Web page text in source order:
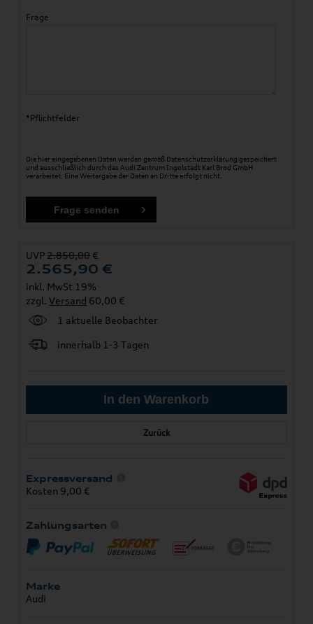
Frage
*Pflichtfelder
Die hier eingegebenen Daten werden gemäß Datenschutzerklärung gespeichert
und ausschließlich durch das Audi Zentrum Ingolstadt Karl Brod GmbH
verarbeitet. Eine Weitergabe der Daten an Dritte erfolgt nicht.
UVP2.850,00 €
2.565,90 €
inkl. MwSt 19%
zzgl.Versand 60,00 €
1 aktuelle Beobachter
innerhalb 1-3 Tagen
Zurück
Expressversand
Kosten 9,00 €
Zahlungsarten
Marke
Audi